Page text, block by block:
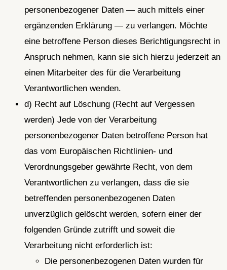
personenbezogener Daten — auch mittels einer
ergänzenden Erklärung — zu verlangen. Möchte
eine betroffene Person dieses Berichtigungsrecht in
Anspruch nehmen, kann sie sich hierzu jederzeit an
einen Mitarbeiter des für die Verarbeitung
Verantwortlichen wenden.
d) Recht auf Löschung (Recht auf Vergessen
werden) Jede von der Verarbeitung
personenbezogener Daten betroffene Person hat
das vom Europäischen Richtlinien- und
Verordnungsgeber gewährte Recht, von dem
Verantwortlichen zu verlangen, dass die sie
betreffenden personenbezogenen Daten
unverzüglich gelöscht werden, sofern einer der
folgenden Gründe zutrifft und soweit die
Verarbeitung nicht erforderlich ist:
Die personenbezogenen Daten wurden für